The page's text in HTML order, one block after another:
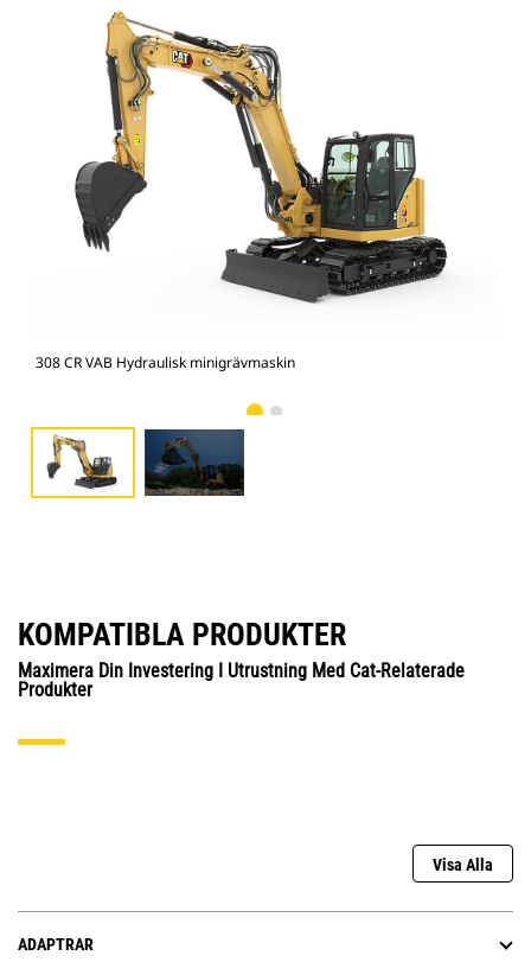
308 CR VAB Hydraulisk minigrävmaskin
KOMPATIBLA PRODUKTER
Maximera Din Investering I Utrustning Med Cat-Relaterade
Produkter
Visa Alla
ADAPTRAR